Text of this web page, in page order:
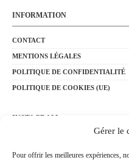
Gérer le
Pour offrir les meilleures expériences,
INFORMATION
CONTACT
MENTIONS LÉGALES
POLITIQUE DE CONFIDENTIALITÉ
POLITIQUE DE COOKIES (UE)
INSTAGRAM